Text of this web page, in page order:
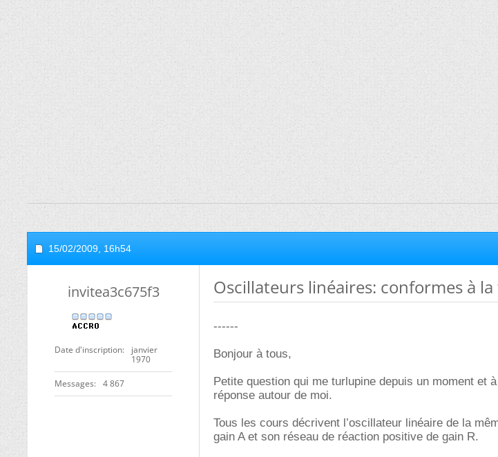
15/02/2009, 16h54
invitea3c675f3
Date d'inscription
janvier
1970
Messages 4 867
Oscillateurs linéaires: conformes à
------
Bonjour à tous,
Petite question qui me turlupine depuis un moment et
réponse autour de moi.
Tous les cours décrivent l’oscillateur linéaire de la
gain A et son réseau de réaction positive de gain R.